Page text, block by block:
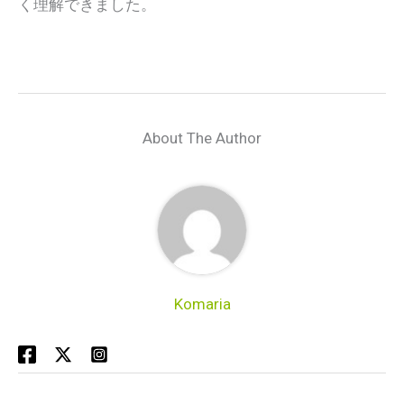
く理解できました。
About The Author
Komaria